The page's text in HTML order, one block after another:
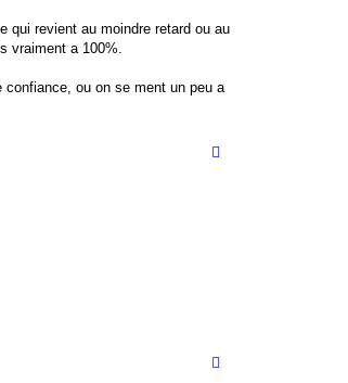
qui revient au moindre retard ou au
vraiment a 100%.
ou on se ment un peu a